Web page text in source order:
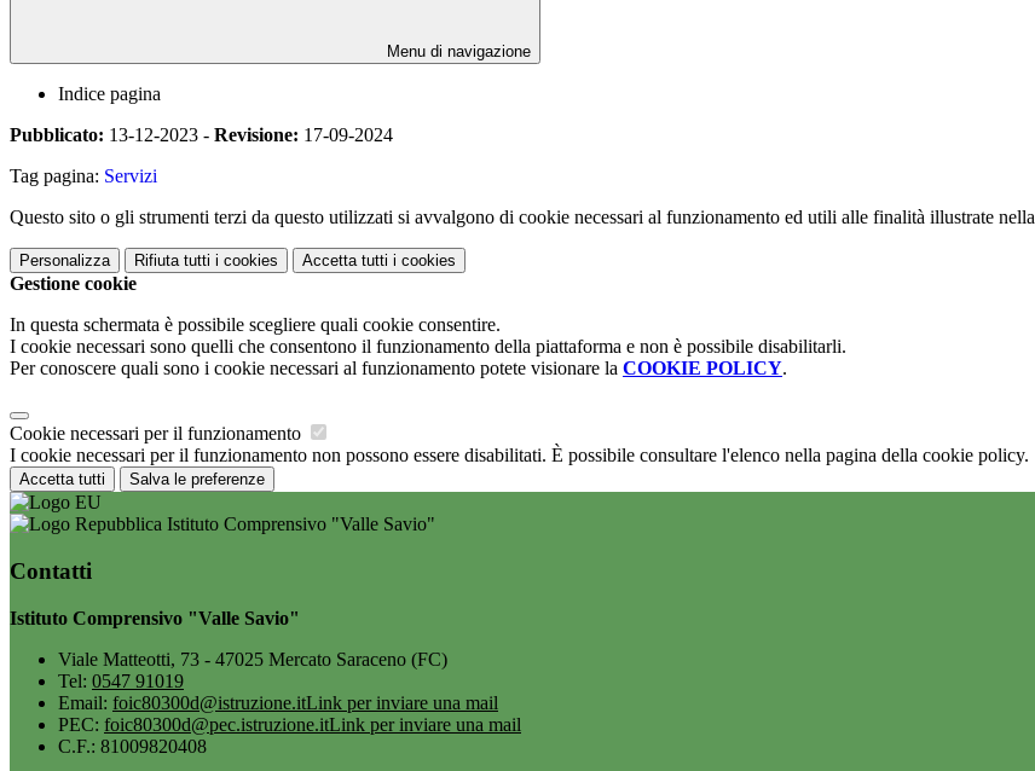
Menu di navigazione
Indice pagina
Pubblicato: 13-12-2023 - Revisione: 17-09-2024
Tag pagina: Servizi
Questo sito o gli strumenti terzi da questo utilizzati si avvalgono di cookie necessari al funzionamento ed utili alle finalità illustrate nella
Personalizza Rifiuta tutti i cookies Accetta tutti i cookies
Gestione cookie
In questa schermata è possibile scegliere quali cookie consentire.
I cookie necessari sono quelli che consentono il funzionamento della piattaforma e non è possibile disabilitarli.
Per conoscere quali sono i cookie necessari al funzionamento potete visionare la COOKIE POLICY.
Cookie necessari per il funzionamento
I cookie necessari per il funzionamento non possono essere disabilitati. È possibile consultare l'elenco nella pagina della cookie policy.
Accetta tutti Salva le preferenze
Istituto Comprensivo "Valle Savio"
Contatti
Istituto Comprensivo "Valle Savio"
Viale Matteotti, 73 - 47025 Mercato Saraceno (FC)
Tel: 0547 91019
Email: foic80300d@istruzione.itLink per inviare una mail
PEC: foic80300d@pec.istruzione.itLink per inviare una mail
C.F.: 81009820408